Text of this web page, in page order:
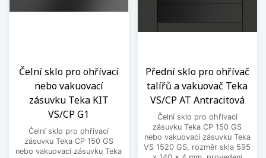
Čelní sklo pro ohřívací
nebo vakuovací
zásuvku Teka KIT
VS/CP G1
Čelní sklo pro ohřívací
zásuvku Teka CP 150 GS
nebo vakuovací zásuvku Teka
Přední sklo pro ohřívač
talířů a vakuovač Teka
VS/CP AT Antracitová
Čelní sklo pro ohřívací
zásuvku Teka CP 150 GS
nebo vakuovací zásuvku Teka
VS 1520 GS, rozměr skla 595